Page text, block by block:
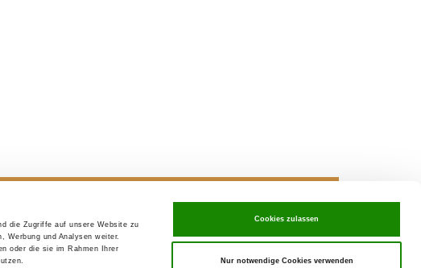
die Zugriffe auf unsere Website zu
Werbung und Analysen weiter.
oder die sie im Rahmen Ihrer
Cookies zulassen
Nur notwendige Cookies verwenden
is moving in SV-Welpenpaket